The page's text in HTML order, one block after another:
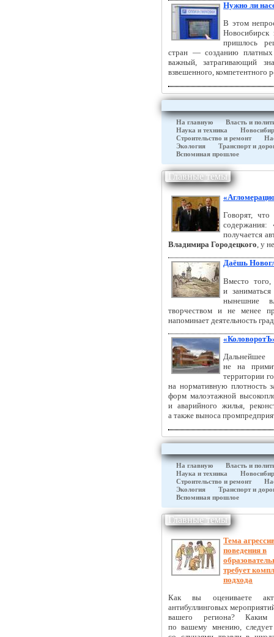
Нужно ли
В этом
пришлось
стран — созданию платных
важный, затрагивающий
взвешенного, компетентного
На главную
Власть и
Наука и техника
Строительство и ремонт
Экология
Транспорт и
Вспоминая прошлое
Главные темы
Говорят, что
содержания:
получается
Владимира Городецкого , у
Даёшь
Вместо
и
нынешние
творчеством и не менее
напоминает деятельность
не на
территории
на нормативную плотность
форм малоэтажной
и аварийного жилья,
а также выноса
На главную
Власть и
Наука и техника
Строительство и ремонт
Экология
Транспорт и
Вспоминая прошлое
Главные темы
Тема
поведения в
требует
подхода
Как вы оцениваете
антибуллинговых
вашего региона? Каким
по вашему мнению, следует